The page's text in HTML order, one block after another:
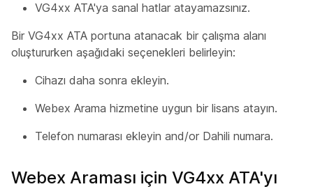
VG4xx ATA'ya sanal hatlar atayamazsınız.
Bir VG4xx ATA portuna atanacak bir çalışma alanı
oluştururken aşağıdaki seçenekleri belirleyin:
Cihazı daha sonra ekleyin.
Webex Arama hizmetine uygun bir lisans atayın.
Telefon numarası ekleyin and/or Dahili numara.
Webex Araması için VG4xx ATA'yı